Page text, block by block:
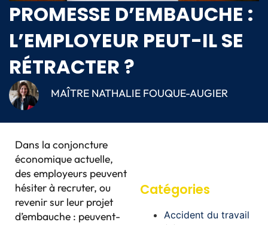
PROMESSE D’EMBAUCHE :
L’EMPLOYEUR PEUT-IL SE
RÉTRACTER ?
MAÎTRE NATHALIE FOUQUE-AUGIER
Dans la conjoncture
économique actuelle,
des employeurs peuvent
hésiter à recruter, ou
revenir sur leur projet
d’embauche : peuvent-
Catégories
Accident du travail